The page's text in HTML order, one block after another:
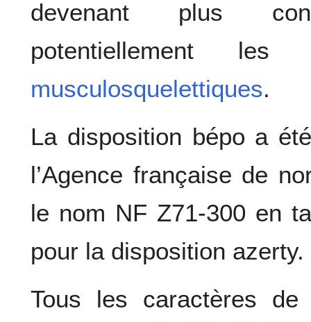
devenant plus
potentiellement
musculosquelettiques.
La disposition bépo a
l’Agence française de
le nom NF Z71‐300 en
pour la disposition azerty.
Tous les caractères